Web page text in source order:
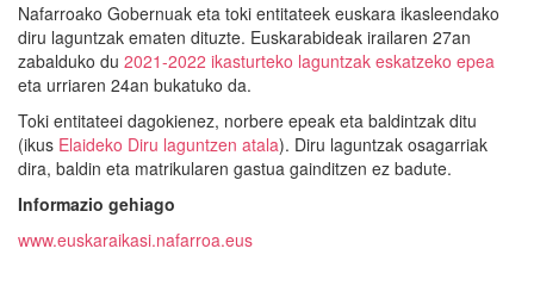
Nafarroako Gobernuak eta toki entitateek euskara ikasleendako
diru laguntzak ematen dituzte. Euskarabideak irailaren 27an
zabalduko du 2021-2022 ikasturteko laguntzak eskatzeko epea
eta urriaren 24an bukatuko da.
Toki entitateei dagokienez, norbere epeak eta baldintzak ditu
(ikus Elaideko Diru laguntzen atala). Diru laguntzak osagarriak
dira, baldin eta matrikularen gastua gainditzen ez badute.
Informazio gehiago
www.euskaraikasi.nafarroa.eus